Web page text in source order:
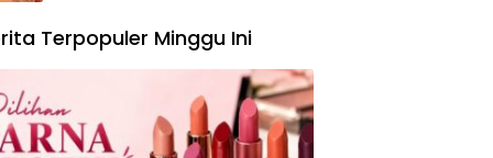
Terpopuler Minggu Ini